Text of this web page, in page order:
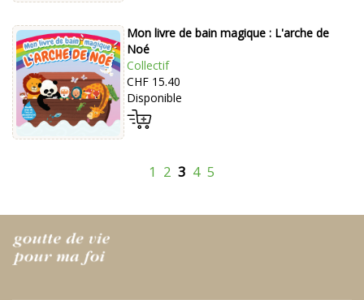
Mon livre de bain magique : L'arche de
Noé
Collectif
CHF 15.40
Disponible
1 2 3 4 5